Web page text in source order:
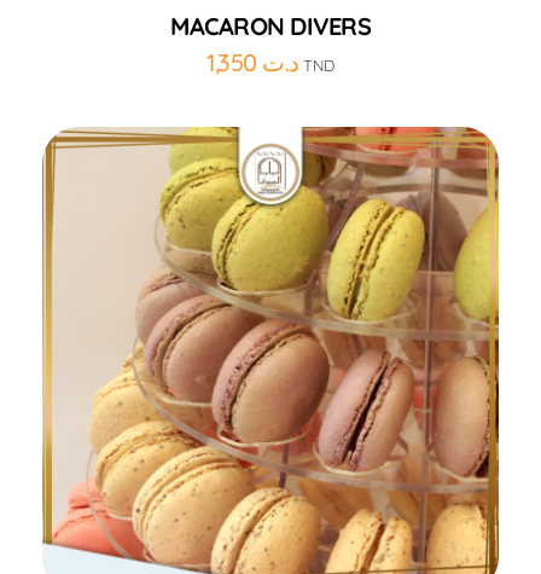
MACARON DIVERS
د.ت TND
Ajouter au panier